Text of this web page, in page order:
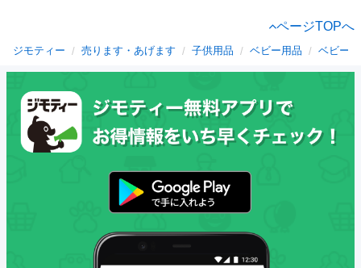
ページTOPへ
ジモティー 売ります・あげます 子供用品 ベビー用品 ベビー